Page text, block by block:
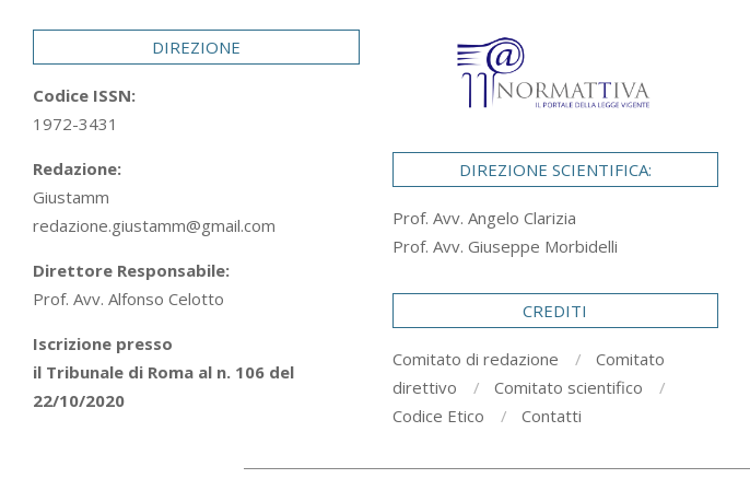
DIREZIONE
Codice ISSN:
1972-3431
Redazione:
Giustamm
redazione.giustamm@gmail.com
Direttore Responsabile:
Prof. Avv. Alfonso Celotto
Iscrizione presso
il Tribunale di Roma al n. 106 del
22/10/2020
DIREZIONE SCIENTIFICA:
Prof. Avv. Angelo Clarizia
Prof. Avv. Giuseppe Morbidelli
CREDITI
Comitato di redazione
Comitato
direttivo
Comitato scientifico
Codice Etico
Contatti